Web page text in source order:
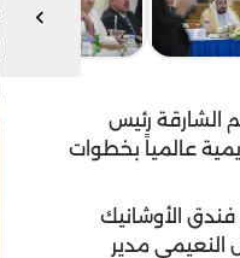
الشارقة رئيس
عالمياً بخطوات
الأوشانيك
النعيمي مدير